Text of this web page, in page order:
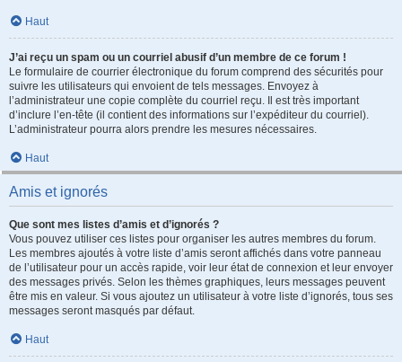
Haut
J’ai reçu un spam ou un courriel abusif d’un membre de ce forum !
Le formulaire de courrier électronique du forum comprend des sécurités pour
suivre les utilisateurs qui envoient de tels messages. Envoyez à
l’administrateur une copie complète du courriel reçu. Il est très important
d’inclure l’en-tête (il contient des informations sur l’expéditeur du courriel).
L’administrateur pourra alors prendre les mesures nécessaires.
Haut
Amis et ignorés
Que sont mes listes d’amis et d’ignorés ?
Vous pouvez utiliser ces listes pour organiser les autres membres du forum.
Les membres ajoutés à votre liste d’amis seront affichés dans votre panneau
de l’utilisateur pour un accès rapide, voir leur état de connexion et leur envoyer
des messages privés. Selon les thèmes graphiques, leurs messages peuvent
être mis en valeur. Si vous ajoutez un utilisateur à votre liste d’ignorés, tous ses
messages seront masqués par défaut.
Haut